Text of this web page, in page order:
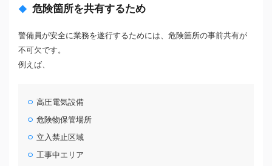
危険箇所を共有するため
警備員が安全に業務を遂行するためには、危険箇所の事前共有が
不可欠です。
例えば、
高圧電気設備
危険物保管場所
立入禁止区域
工事中エリア